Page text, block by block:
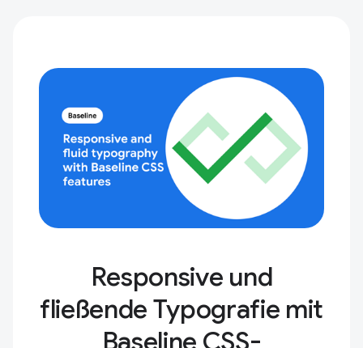
Responsive und
fließende Typografie mit
Baseline CSS-